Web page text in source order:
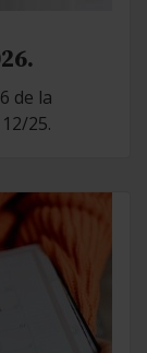
de la
25.